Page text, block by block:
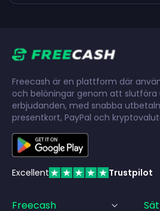
Freecash är en plattform där
och belöningar genom att
erbjudanden, med snabba
presentkort, PayPal och
Excellent Trustpilot
Freecash